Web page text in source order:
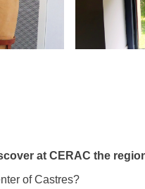
at CERAC the
of Castres?